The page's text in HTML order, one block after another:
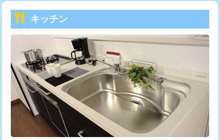
給水管工事※（ホール加工)
給水管工事※（バンド止め) 3,300円
給水管工事※（支持金具設置) 5,500円
給水管工事※（保温材使用（バンド止
め込み）)
5,500円
給水管工事※（土の掘削・埋め戻し作
11,000円
トーラー機使用/3mまで
追加トーラー機使用/3m超え +3,300円
カメラ調査 33,000円
桝清掃 8,800円
止水・漏水調査・防水処理・清掃・修
理・調整・分解・加工など（軽作業）
11,000円
止水・漏水調査・防水処理・清掃・修
22,000円
キッチン